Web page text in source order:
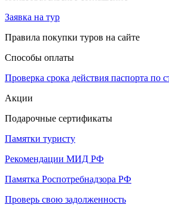
Заявка на тур
Правила покупки туров на сайте
Способы оплаты
Проверка срока действия паспорта по
Акции
Подарочные сертификаты
Памятки туристу
Рекомендации МИД РФ
Памятка Роспотребнадзора РФ
Проверь свою задолженность